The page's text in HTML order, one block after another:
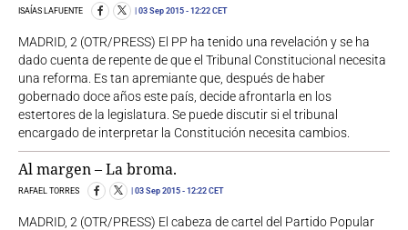
ISAÍAS LAFUENTE 03 Sep 2015 - 12:22 CET
MADRID, 2 (OTR/PRESS) El PP ha tenido una revelación y se ha
dado cuenta de repente de que el Tribunal Constitucional necesita
una reforma. Es tan apremiante que, después de haber
gobernado doce años este país, decide afrontarla en los
estertores de la legislatura. Se puede discutir si el tribunal
encargado de interpretar la Constitución necesita cambios.
Al margen – La broma.
RAFAEL TORRES 03 Sep 2015 - 12:22 CET
MADRID, 2 (OTR/PRESS) El cabeza de cartel del Partido Popular